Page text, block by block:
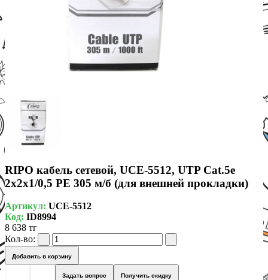
RIPO кабель сетевой, UСE-5512, UTP Cat.5e
2x2x1/0,5 PE 305 м/б (для внешней прокладки)
Артикул: UСE-5512
Код: ID8994
8 638 тг
Кол-во:
Добавить в корзину
Задать вопрос Получить скидку